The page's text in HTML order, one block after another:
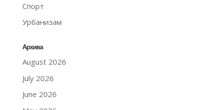
Спорт
Урбанизам
Архива
August 2026
July 2026
June 2026